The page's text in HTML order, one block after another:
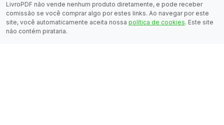
LivroPDF não vende nenhum produto diretamente, e pode receber
comissão se você comprar algo por estes links. Ao navegar por este
site, você automaticamente aceita nossa política de cookies. Este site
não contém pirataria.